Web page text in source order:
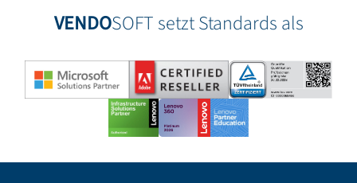
VENDOSOFT setzt Standards als